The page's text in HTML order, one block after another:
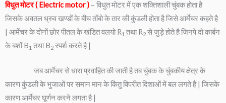
विधुत मोटर ( Electric motor ) – विधुत मोटर में एक शक्तिशाली चुंबक होता है
जिसके अवतल ध्रुव खण्डों के बीच ताँबो के तार की कुंडली होता है जिसे आर्मेचर कहते है
| आर्मेचर के दोनों छोर पीतल के खंडित वलयो R1 तथा R2 से जुड़े होते है जिनपे दो कार्बन
के बशों B1 तथा B2 स्पर्श करते है |
जब आर्मेचर से धारा प्रवाहित की जाती है तब चुंबक के चुंबकीय क्षेत्र के
कारण कुंडली के भुजाओं पर समान मान के किंतु विपरीत दिशाओं में बल लगते है | जिसके
कारण आर्मेचर घूर्णन करने लगता है |